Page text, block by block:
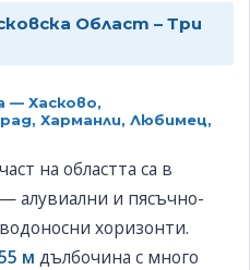
Област – Три
— Хасково,
Харманли, Любимец,
на областта са в
алувиални и пясъчно-
хоризонти.
м дълбочина с много